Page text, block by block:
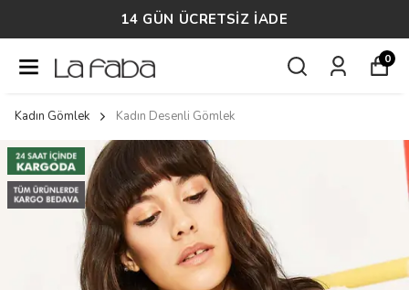
14 GÜN ÜCRETSİZ İADE
0
Kadın Gömlek Kadın Desenli Gömlek